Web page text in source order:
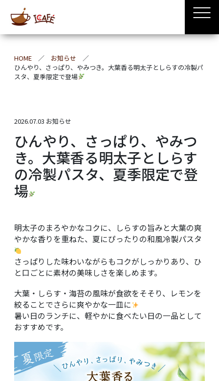
HOME
お知らせ
ひんやり、さっぱり、やみつき。大葉香る明太子としらすの冷製パ
スタ、夏季限定で登場
2026.07.03 お知らせ
ひんやり、さっぱり、やみつ
き。大葉香る明太子としらす
の冷製パスタ、夏季限定で登
場
明太子のまろやかなコクに、しらすの旨みと大葉の爽
やかな香りを重ねた、夏にぴったりの和風冷製パスタ
さっぱりした味わいながらもコクがしっかりあり、ひ
と口ごとに素材の美味しさを楽しめます。
大葉・しらす・海苔の風味が食欲をそそり、レモンを
絞ることでさらに爽やかな一皿に
暑い日のランチに、軽やかに食べたい日の一品として
おすすめです。